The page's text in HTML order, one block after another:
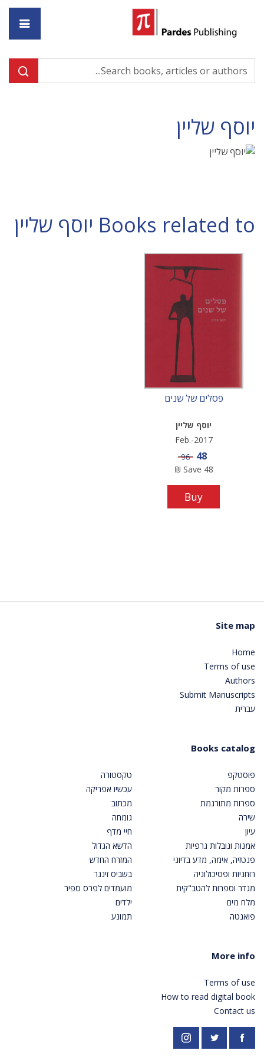
יוסף שליין
Books related to יוסף שליין
פסלים של שנים
יוסף שליין
Feb.-2017
Sale price
48
Price
96
Save 48
₪
Buy
Site map
Home
Terms of use
Authors
Submit Manuscripts
עברית
Books catalog
פוסטקפ
ספרות מקור
ספרות מתורגמת
שירה
עיון
אמנות ונובלות גרפיות
פנטזיה, אימה, מדע בדיוני
רוחניות ופסיכולוגיה
מגדר וספרות להטב"קית
מלח מים
פואנטה
טקסטורה
עכשיו אפריקה
מכתוב
גומחה
חיי מדף
הדשא הגדול
המזרח החדש
בשביס זינגר
מועמדים לפרס ספיר
ילדים
תמונע
More info
Terms of use
How to read digital book
Contact us
Facebook
https://twitter.com/PardesPublish
Instagram